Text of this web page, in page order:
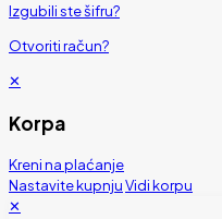
Izgubili ste šifru?
Otvoriti račun?
✕
Korpa
Kreni na plaćanje
Nastavite kupnjuVidi korpu
✕